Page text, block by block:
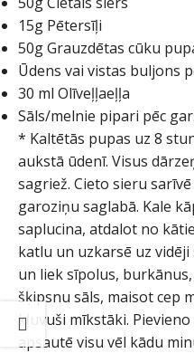
15g Pētersīļi
50g Grauzdētas cūku
Ūdens vai vistas buljons
30 ml Olīveļļaeļļa
Sāls/melnie pipari pēc
* Kaltētās pupas uz 8
aukstā ūdenī. Visus
sagriež. Cieto sieru
garoziņu saglabā. Kale
saplucina, atdalot no
katlu un uzkarsē uz
un liek sīpolus,
šķipsnu sāls, maisot cep
kļuvuši mīkstāki.
apsautē visu vēl kādu